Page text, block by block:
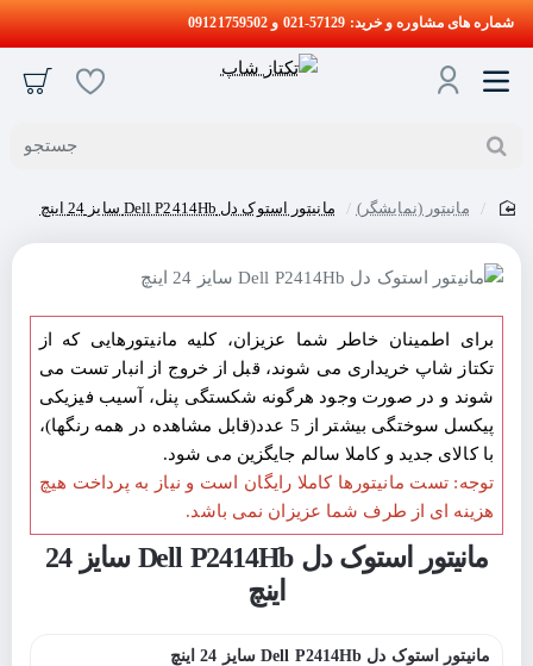
شماره های مشاوره و خرید: 57129-021 و 09121759502
جستجو
مانیتور (نمایشگر) مانیتور استوک دل Dell P2414Hb سایز 24 اینچ
برای اطمینان خاطر شما عزیزان، کلیه مانیتورهایی که از
تکتاز شاپ خریداری می شوند، قبل از خروج از انبار تست می
شوند و در صورت وجود هرگونه شکستگی پنل، آسیب فیزیکی
پیکسل سوختگی بیشتر از 5 عدد(قابل مشاهده در همه رنگها)،
با کالای جدید و کاملا سالم جایگزین می شود.
توجه: تست مانیتورها کاملا رایگان است و نیاز به پرداخت هیچ
هزینه ای از طرف شما عزیزان نمی باشد.
مانیتور استوک دل Dell P2414Hb سایز 24
اینچ
مانیتور استوک دل Dell P2414Hb سایز 24 اینچ